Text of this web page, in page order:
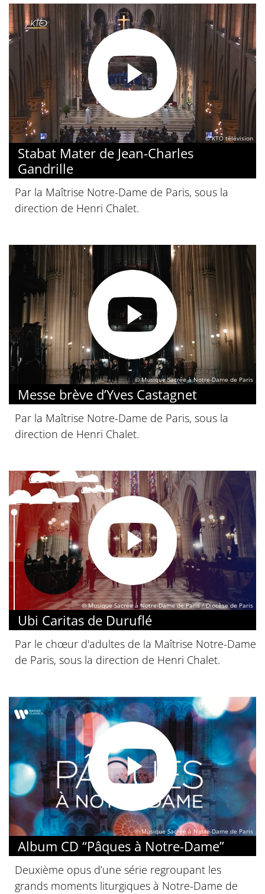
© KTO télévision
Stabat Mater de Jean-Charles
Gandrille
Par la Maîtrise Notre-Dame de Paris, sous la
direction de Henri Chalet.
© Musique Sacrée à Notre-Dame de Paris
Messe brève d’Yves Castagnet
Par la Maîtrise Notre-Dame de Paris, sous la
direction de Henri Chalet.
© Musique Sacrée à Notre-Dame de Paris / Diocèse de Paris
Ubi Caritas de Duruflé
Par le chœur d'adultes de la Maîtrise Notre-Dame
de Paris, sous la direction de Henri Chalet.
© Musique Sacrée à Notre-Dame de Paris
Album CD “Pâques à Notre-Dame”
Deuxième opus d’une série regroupant les
grands moments liturgiques à Notre-Dame de